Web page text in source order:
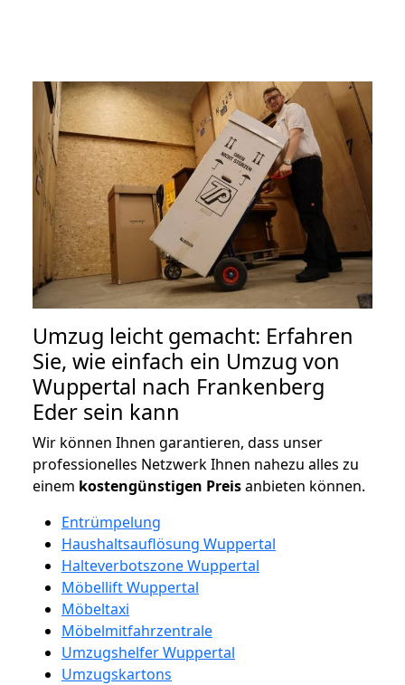
Umzug leicht gemacht: Erfahren
Sie, wie einfach ein Umzug von
Wuppertal nach Frankenberg
Eder sein kann
Wir können Ihnen garantieren, dass unser
professionelles Netzwerk Ihnen nahezu alles zu
einem kostengünstigen Preisanbieten können.
Entrümpelung
Haushaltsauflösung Wuppertal
Halteverbotszone Wuppertal
Möbellift Wuppertal
Möbeltaxi
Möbelmitfahrzentrale
Umzugshelfer Wuppertal
Umzugskartons